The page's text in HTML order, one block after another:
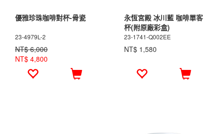
優雅珍珠咖啡對杯-骨瓷
23-4979L-2
NT$ 6,000
NT$ 4,800
永恆宮殿 冰川藍 咖啡單客
杯(附原廠彩盒)
23-1741-Q002EE
NT$ 1,580